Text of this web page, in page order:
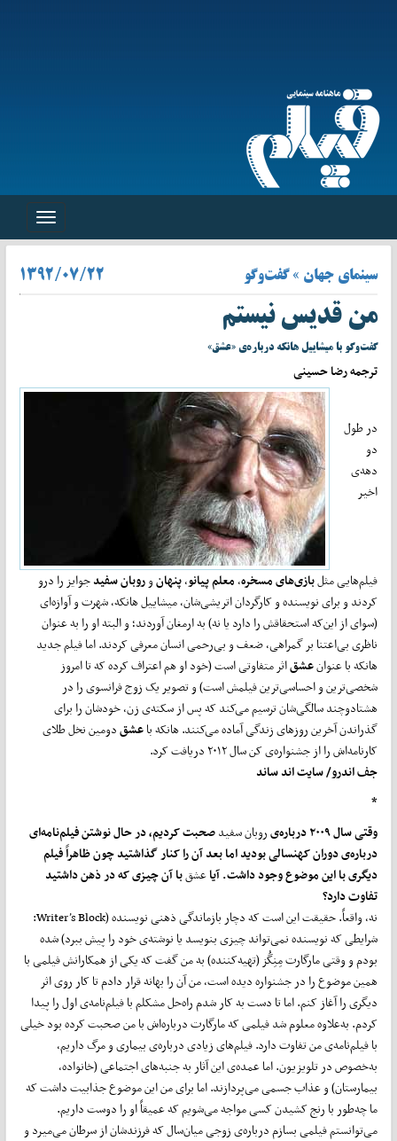
Toggle
سینمای جهان » گفت‌وگو ۱۳۹۲/۰۷/۲۲
من قدیس نیستم
گفت‌وگو با میشاییل هانکه درباره‌ی «عشق»
ترجمه رضا حسینی
در طول
دو
دهه‌ی
اخیر
فیلم‌هایی مثلبازی‌های مسخره،معلم پیانو،پنهانوروبان سفیدجوایز را درو
کردند و برای نویسنده و کارگردان اتریشی‌شان، میشاییل هانکه، شهرت و آوازه‌ای
(سوای از این‌که استحقاقش را دارد یا نه) به ارمغان آوردند؛ و البته او را به عنوان
ناظری بی‌اعتنا بر گمراهی، ضعف و بی‌رحمی انسان معرفی کردند. اما فیلم جدید
هانکه با عنوانعشقاثر متفاوتی است (خود او هم اعتراف کرده که تا امروز
شخصی‌ترین و احساسی‌ترین فیلمش است) و تصویر یک زوج فرانسوی را در
هشتادوچند سالگی‌شان ترسیم می‌کند که پس از سکته‌ی زن، خودشان را برای
گذراندن آخرین روزهای زندگی آماده می‌کنند. هانکه باعشقدومین نخل طلای
کارنامه‌اش را از جشنواره‌ی کن سال ۲۰۱۲ دریافت کرد.
جف اندرو/ سایت ‌اند‌ ساند
*
وقتی سال ۲۰۰۹ درباره‌ی
روبان سفیدصحبت کردیم، در حال نوشتن فیلم‌نامه‌ای
درباره‌ی دوران کهنسالی بودید اما بعد آن را کنار گذاشتید چون ظاهراً فیلم
دیگری با این موضوع وجود داشت. آیاعشقبا آن چیزی که در ذهن داشتید
تفاوت دارد؟
نه، واقعاً. حقیقت این است که دچار بازماندگی ذهنی نویسنده (Writer’s Block:
شرایطی که نویسنده نمی‌تواند چیزی بنویسد یا نوشته‌ی خود را پیش ببرد) شده
بودم و وقتی مارگارت مِنِگُز (تهیه‌کننده) به من گفت که یکی از همکارانش فیلمی با
همین موضوع را در جشنواره دیده است، من آن را بهانه قرار دادم تا کار روی اثر
دیگری را آغاز کنم. اما تا دست به کار شدم راه‌حل مشکلم با فیلم‌نامه‌ی اول را پیدا
کردم. به‌علاوه معلوم شد فیلمی که مارگارت درباره‌اش با من صحبت کرده بود خیلی
با فیلم‌نامه‌ی من تفاوت دارد. فیلم‌های زیادی درباره‌ی بیماری و مرگ داریم،
به‌‌خصوص در تلویزیون. اما عمده‌ی این آثار به جنبه‌های اجتماعی (خانواده،
بیمارستان) و عذاب جسمی می‌پردازند. اما برای من این موضوع جذابیت داشت که
ما چه‌طور با رنج کشیدن کسی مواجه می‌شویم که عمیقاً او را دوست داریم.
می‌توانستم فیلمی بسازم درباره‌ی زوجی میان‌سال که فرزندشان از سرطان می‌میرد و